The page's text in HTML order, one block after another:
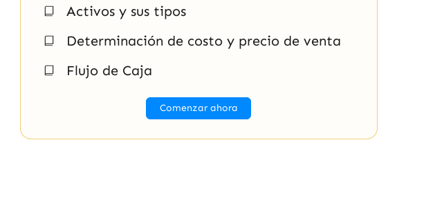
Activos y sus tipos
Determinación de costo y precio de venta
Flujo de Caja
Comenzar ahora